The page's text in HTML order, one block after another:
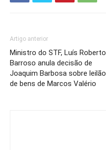
Artigo anterior
Ministro do STF, Luís Roberto
Barroso anula decisão de
Joaquim Barbosa sobre leilão
de bens de Marcos Valério